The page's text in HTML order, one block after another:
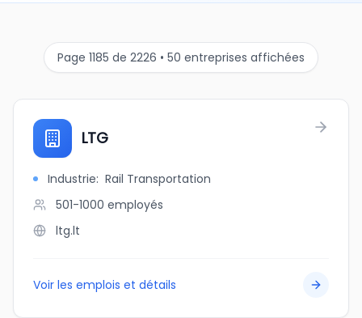
Page 1185 de 2226 • 50 entreprises affichées
LTG
Industrie: Rail Transportation
501-1000 employés
ltg.lt
Voir les emplois et détails